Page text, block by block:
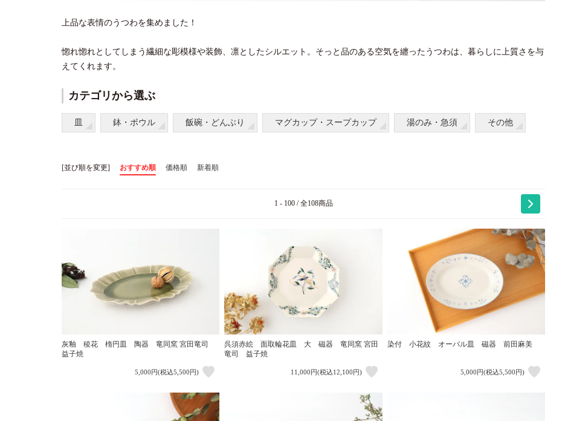
上品な表情のうつわを集めました！
惚れ惚れとしてしまう繊細な彫模様や装飾、凛としたシルエット。そっと品のある空気を纏ったうつわは、暮らしに上質さを与
えてくれます。
カテゴリから選ぶ
鉢・ボウル 飯碗・どんぶり マグカップ・スープカップ 湯のみ・急須 その他
[並び順を変更] おすすめ順 価格順 新着順
1 - 100 / 全108商品
灰釉 稜花 楕円皿 陶器 竜同窯 宮田竜司
益子焼
5,000円(税込5,500円)
呉須赤絵 面取輪花皿 大 磁器 竜同窯 宮田
竜司 益子焼
11,000円(税込12,100円)
染付 小花紋 オーバル皿 磁器 前田麻美
5,000円(税込5,500円)